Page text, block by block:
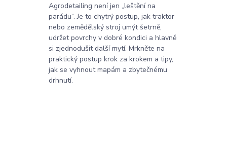
Agrodetailing není jen „leštění na
parádu“. Je to chytrý postup, jak traktor
nebo zemědělský stroj umýt šetrně,
udržet povrchy v dobré kondici a hlavně
si zjednodušit další mytí. Mrkněte na
praktický postup krok za krokem a tipy,
jak se vyhnout mapám a zbytečnému
drhnutí.